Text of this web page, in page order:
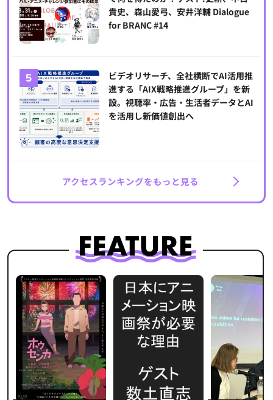
貴史、森山愛弓、安井洋輔 Dialogue
for BRANC #14
ビデオリサーチ、全社横断でAI活用推
進する「AIX戦略推進グループ」を新
設。視聴率・広告・生活者データとAI
を活用し新価値創出へ
アクセスランキングをもっと見る